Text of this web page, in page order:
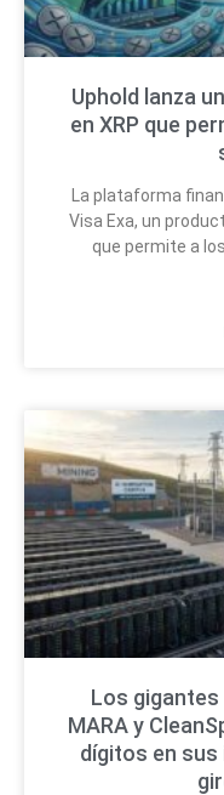
Uphold lanza
en XRP que
La plataforma
Visa Exa, un
que permite a
Los gigantes
MARA y
dígitos en sus